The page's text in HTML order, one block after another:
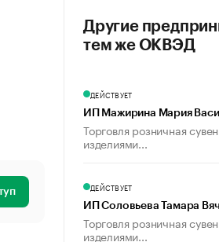
Другие
тем же ОКВЭД
ДЕЙСТВУЕТ
ИП Мажирина Мария
Торговля розничная
изделиями...
ДЕЙСТВУЕТ
ИП Соловьева Тамара
Торговля розничная
изделиями...